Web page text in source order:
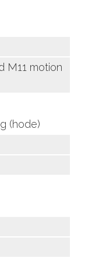
M11 motion
(hode)